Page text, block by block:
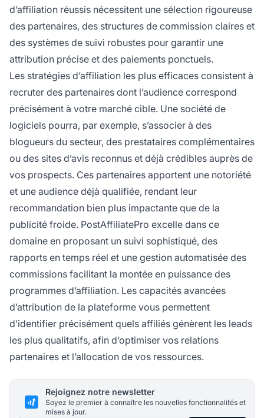
d’affiliation réussis nécessitent une sélection rigoureuse
des partenaires, des structures de commission claires et
des systèmes de suivi robustes pour garantir une
attribution précise et des paiements ponctuels.
Les stratégies d’affiliation les plus efficaces consistent à
recruter des partenaires dont l’audience correspond
précisément à votre marché cible. Une société de
logiciels pourra, par exemple, s’associer à des
blogueurs du secteur, des prestataires complémentaires
ou des sites d’avis reconnus et déjà crédibles auprès de
vos prospects. Ces partenaires apportent une notoriété
et une audience déjà qualifiée, rendant leur
recommandation bien plus impactante que de la
publicité froide. PostAffiliatePro excelle dans ce
domaine en proposant un suivi sophistiqué, des
rapports en temps réel et une gestion automatisée des
commissions facilitant la montée en puissance des
programmes d’affiliation. Les capacités avancées
d’attribution de la plateforme vous permettent
d’identifier précisément quels affiliés génèrent les leads
les plus qualitatifs, afin d’optimiser vos relations
partenaires et l’allocation de vos ressources.
Rejoignez notre newsletter
Soyez le premier à connaître les nouvelles fonctionnalités et
mises à jour.